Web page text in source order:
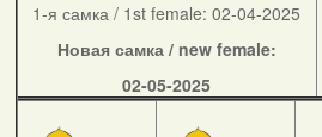
1-я самка / 1st female: 02-04-2025
Новая самка / new female:
02-05-2025